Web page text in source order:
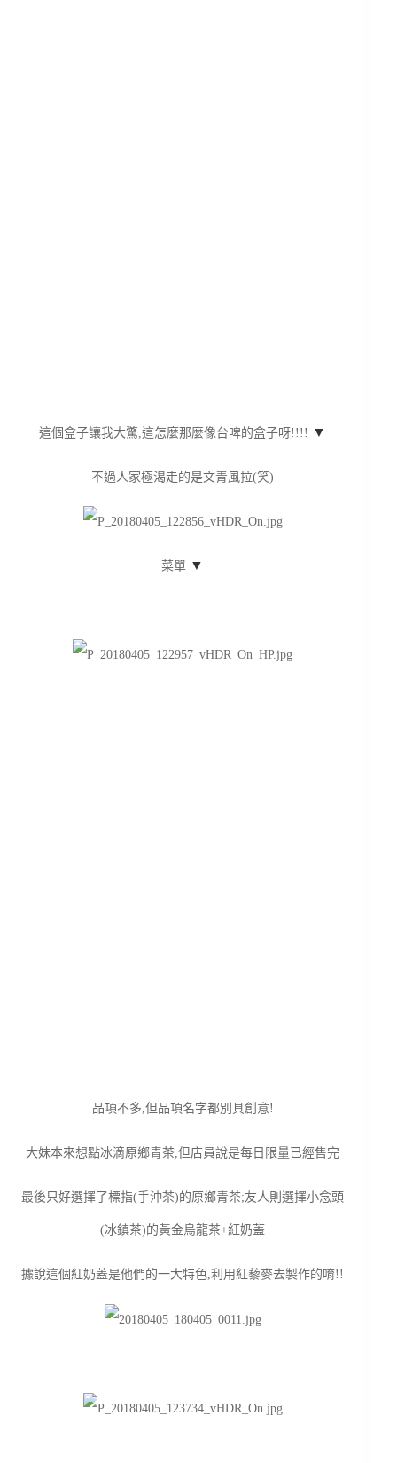
這個盒子讓我大驚,這怎麼那麼像台啤的盒子呀!!!! ▼
不過人家極渴走的是文青風拉(笑)
菜單 ▼
品項不多,但品項名字都別具創意!
大妹本來想點冰滴原鄉青茶,但店員說是每日限量已經售完
最後只好選擇了標指(手沖茶)的原鄉青茶;友人則選擇小念頭
(冰鎮茶)的黃金烏龍茶+紅奶蓋
據說這個紅奶蓋是他們的一大特色,利用紅藜麥去製作的唷!!